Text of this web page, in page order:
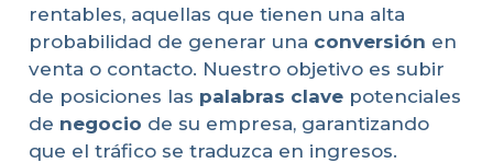
rentables, aquellas que tienen una alta
probabilidad de generar una conversión en
venta o contacto. Nuestro objetivo es subir
de posiciones las palabras clavepotenciales
de negocio de su empresa, garantizando
que el tráfico se traduzca en ingresos.